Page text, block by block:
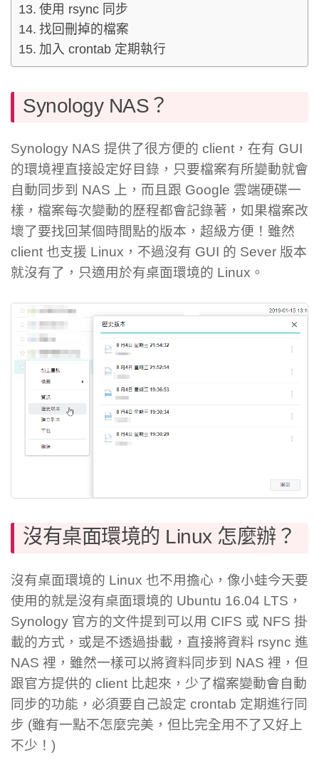
使用 rsync 同步
找回刪掉的檔案
加入 crontab 定期執行
Synology NAS？
Synology NAS 提供了很方便的 client，在有 GUI
的環境裡直接設定好目錄，只要檔案有所變動就會
自動同步到 NAS 上，而且跟 Google 雲端硬碟一
樣，檔案每次變動的歷程都會記錄著，如果檔案改
壞了要找回某個時間點的版本，超級方便！雖然
client 也支援 Linux，不過沒有 GUI 的 Sever 版本
就沒有了，只適用於有桌面環境的 Linux。
沒有桌面環境的 Linux 怎麼辦？
沒有桌面環境的 Linux 也不用擔心，像小蛙今天要
使用的就是沒有桌面環境的 Ubuntu 16.04 LTS，
Synology 官方的文件提到可以用 CIFS 或 NFS 掛
載的方式，或是不透過掛載，直接將資料 rsync 進
NAS 裡，雖然一樣可以將資料同步到 NAS 裡，但
跟官方提供的 client 比起來，少了檔案變動會自動
同步的功能，必須要自己設定 crontab 定期進行同
步 (雖有一點不怎麼完美，但比完全用不了又好上
不少！)